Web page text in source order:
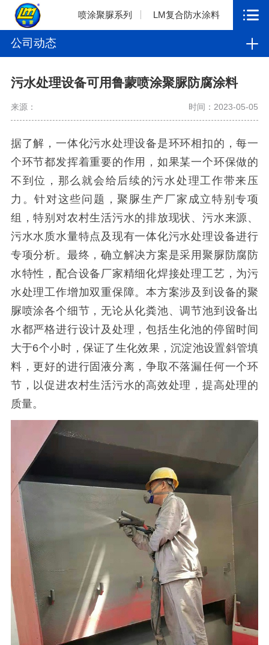
喷涂聚脲系列 LM复合防水涂料
公司动态
污水处理设备可用鲁蒙喷涂聚脲防腐涂料
来源： 时间：2023-05-05
据了解，一体化污水处理设备是环环相扣的，每一
个环节都发挥着重要的作用，如果某一个环保做的
不到位，那么就会给后续的污水处理工作带来压
力。针对这些问题，聚脲生产厂家成立特别专项
组，特别对农村生活污水的排放现状、污水来源、
污水水质水量特点及现有一体化污水处理设备进行
专项分析。最终，确立解决方案是采用聚脲防腐防
水特性，配合设备厂家精细化焊接处理工艺，为污
水处理工作增加双重保障。本方案涉及到设备的聚
脲喷涂各个细节，无论从化粪池、调节池到设备出
水都严格进行设计及处理，包括生化池的停留时间
大于6个小时，保证了生化效果，沉淀池设置斜管填
料，更好的进行固液分离，争取不落漏任何一个环
节，以促进农村生活污水的高效处理，提高处理的
质量。